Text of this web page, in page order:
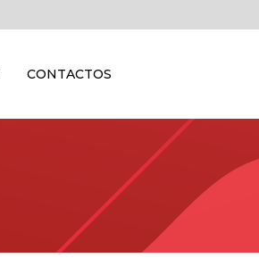
CONTACTOS